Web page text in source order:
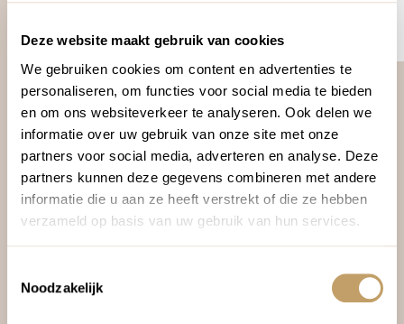
Deze website maakt gebruik van cookies
We gebruiken cookies om content en advertenties te
personaliseren, om functies voor social media te bieden
en om ons websiteverkeer te analyseren. Ook delen we
informatie over uw gebruik van onze site met onze
partners voor social media, adverteren en analyse. Deze
partners kunnen deze gegevens combineren met andere
informatie die u aan ze heeft verstrekt of die ze hebben
verzameld op basis van uw gebruik van hun services.
Noodzakelijk
Wifi
REISVERHALEN
Lees ervaringen van andere
reizigers.
Alle reisverhalen